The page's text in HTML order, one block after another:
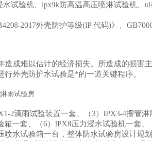
试验机、ipx9k防高温高压喷淋试验机、ul
2017外壳防护等级(IP 代码)》、
成难以估计的经济损失。所造成的损害
外壳防护水试验是*的一道关键程序。
2滴雨试验装置一套、（3）IPX3-4摆管淋
一套、（6）IPX8压力浸水试验机一套
水试验箱一台，整体防水试验房设计规划